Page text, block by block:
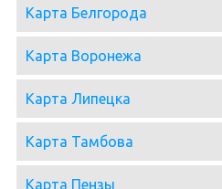
Карта Белгорода
Карта Воронежа
Карта Липецка
Карта Тамбова
Карта Пензы